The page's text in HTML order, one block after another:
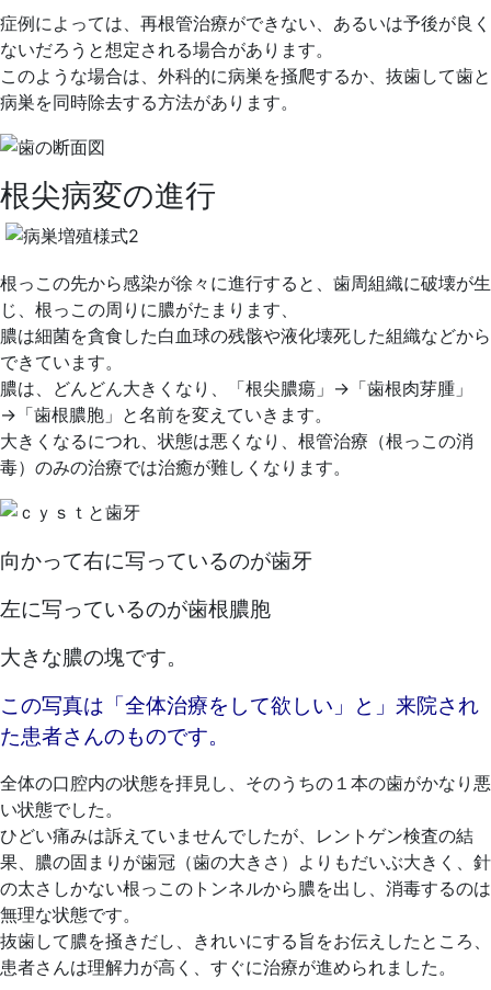
症例によっては、再根管治療ができない、あるいは予後が良く
ないだろうと想定される場合があります。
このような場合は、外科的に病巣を掻爬するか、抜歯して歯と
病巣を同時除去する方法があります。
根尖病変の進行
根っこの先から感染が徐々に進行すると、歯周組織に破壊が生
じ、根っこの周りに膿がたまります、
膿は細菌を貪食した白血球の残骸や液化壊死した組織などから
できています。
膿は、どんどん大きくなり、「根尖膿瘍」→「歯根肉芽腫」
→「歯根膿胞」と名前を変えていきます。
大きくなるにつれ、状態は悪くなり、根管治療（根っこの消
毒）のみの治療では治癒が難しくなります。
向かって右に写っているのが歯牙
左に写っているのが歯根膿胞
大きな膿の塊です。
この写真は「全体治療をして欲しい」と」来院され
た患者さんのものです。
全体の口腔内の状態を拝見し、そのうちの１本の歯がかなり悪
い状態でした。
ひどい痛みは訴えていませんでしたが、レントゲン検査の結
果、膿の固まりが歯冠（歯の大きさ）よりもだいぶ大きく、針
の太さしかない根っこのトンネルから膿を出し、消毒するのは
無理な状態です。
抜歯して膿を掻きだし、きれいにする旨をお伝えしたところ、
患者さんは理解力が高く、すぐに治療が進められました。